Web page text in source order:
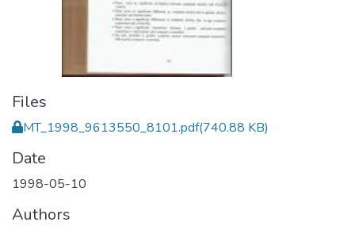
Files
MT_1998_9613550_8101.pdf(740.88 KB)
Date
1998-05-10
Authors